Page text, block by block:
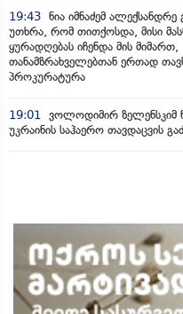
19:43 ნია იმნაძემ
უთხრა, რომ თითქოსდა, მისი
ყურადღებას იჩენდა მის
თანამზრახველებთან ერთად
პროკურატურა
19:01 ვოლოდიმირ ზელენსკიმ
უკრაინის საჰაერო თავდაცვის